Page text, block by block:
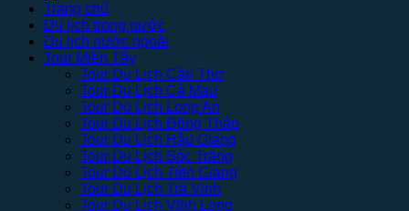
Trang chủ
Du lịch trong nước
Du lịch nước ngoài
Tour Miền Tây
Tour Du Lịch Cần Thơ
Tour Du Lịch Cà Mau
Tour Du Lịch Long An
Tour Du Lịch Đồng Tháp
Tour Du Lịch Hậu Giang
Tour Du Lịch Sóc Trăng
Tour Du Lịch Tiền Giang
Tour Du Lịch Trà Vinh
Tour Du Lịch Vĩnh Long